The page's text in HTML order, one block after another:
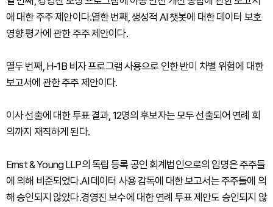
에 대한 주주 제안이다.열한 번째, 생성적 AI 챗봇에 대한 데이터 보호
영향 평가에 관한 주주 제안이다.
열두 번째, H-1B 비자 프로그램 사용으로 인한 반미 차별 위험에 대한
보고서에 관한 주주 제안이다.
이사 선출에 대한 투표 결과, 12명의 후보자는 모두 선출되어 연례 회
의까지 재직하게 된다.
Ernst & Young LLP의 독립 등록 공인 회계법인으로의 임명은 주주들
에 의해 비준되었다.AI 데이터 사용 감독에 대한 보고서는 주주들에 의
해 승인되지 않았다.경영진 보수에 대한 연례 투표 제안도 승인되지 않